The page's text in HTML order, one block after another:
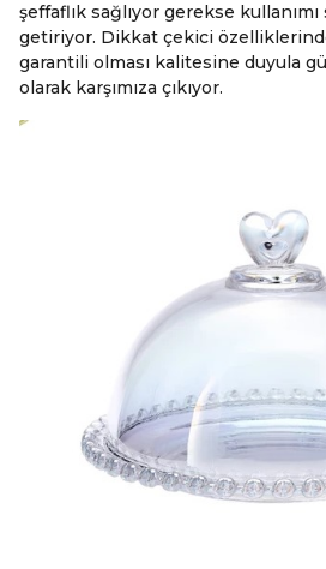
şeffaflık sağlıyor gerekse
getiriyor. Dikkat çekici
garantili olması kalitesine duyula
olarak karşımıza çıkıyor.